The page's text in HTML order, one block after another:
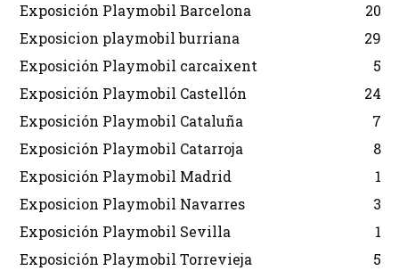
Exposición Playmobil Barcelona
20
Exposicion playmobil burriana
29
Exposición Playmobil carcaixent
5
Exposición Playmobil Castellón
24
Exposición Playmobil Cataluña
7
Exposición Playmobil Catarroja
8
Exposición Playmobil Madrid
1
Exposicion Playmobil Navarres
3
Exposición Playmobil Sevilla
1
Exposición Playmobil Torrevieja
5